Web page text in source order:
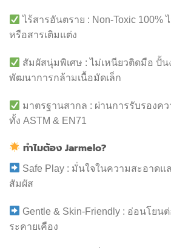
ไร้สารอันตราย : Non-Toxic 100%
หรือสารเติมแต่ง
สัมผัสนุ่มพิเศษ : ไม่เหนียวติดมือ ปั้น
พัฒนาการกล้ามเนื้อมัดเล็ก
มาตรฐานสากล : ผ่านการรับรองค
ทั้ง ASTM & EN71
ทำไมต้อง Jarmelo?
Safe Play : มั่นใจในความสะอาด
สัมผัส
Gentle & Skin-Friendly : อ่อนโยน
ระคายเคือง